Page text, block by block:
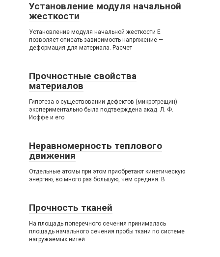
Установление модуля начальной
жесткости
Установление модуля начальной жесткости Е
позволяет описать зависимость напряжение —
деформация для материала. Расчет
Прочностные свойства
материалов
Гипотеза о существовании дефектов (микротрещин)
экспериментально была подтверждена акад. Л. Ф.
Иоффе и его
Неравномерность теплового
движения
Отдельные атомы при этом приобретают кинетическую
энергию, во много раз большую, чем средняя. В
Прочность тканей
На площадь поперечного сечения принималась
площадь начального сечения пробы ткани по системе
нагружаемых нитей